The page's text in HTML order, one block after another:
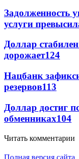
Задолженность
услуги
Доллар
дорожает124
Нацбанк
резервов113
Доллар достиг
обменниках104
Читать комментарии
Полная версия сайта